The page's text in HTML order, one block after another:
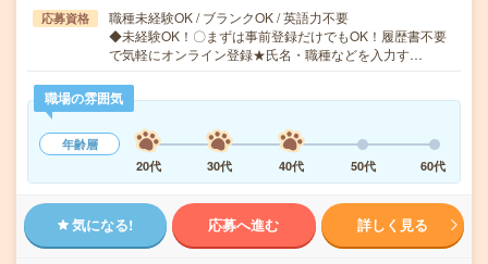
応募資格
職種未経験OK / ブランクOK / 英語力不要
◆未経験OK！〇まずは事前登録だけでもOK！履歴書不要
で気軽にオンライン登録★氏名・職種などを入力す…
職場の雰囲気
年齢層
20代
30代 40代 50代 60代
気になる! 応募へ進む 詳しく見る